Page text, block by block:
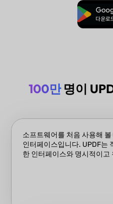
무료로
100만 명이
소프트웨어를 처음 사용해
인터페이스입니다. UPDF는
한 인터페이스와 명시적이